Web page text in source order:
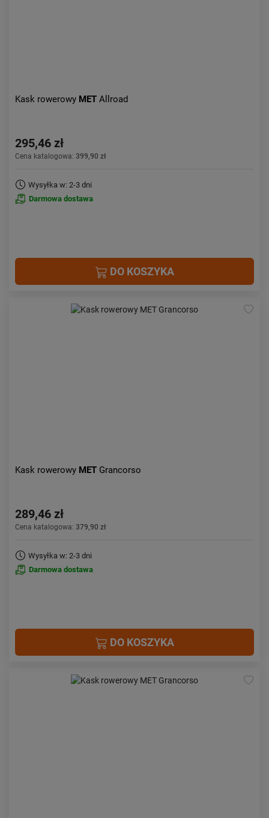
Kask rowerowy MET Allroad
295,46 zł
Cena katalogowa: 399,90 zł
Wysyłka w: 2-3 dni
Darmowa dostawa
DO KOSZYKA
Kask rowerowy MET Grancorso
289,46 zł
Cena katalogowa: 379,90 zł
Wysyłka w: 2-3 dni
Darmowa dostawa
DO KOSZYKA